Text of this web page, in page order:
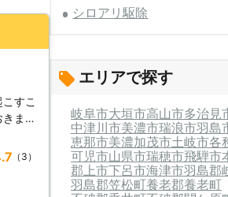
すこ
まし
突
ます
（3）
シロアリ駆除
エリアで探す
岐阜市大垣市高山市多治見
中津川市美濃市瑞浪市羽島
恵那市美濃加茂市土岐市各
可児市山県市瑞穂市飛騨市
郡上市下呂市海津市羽島郡
羽島郡笠松町養老郡養老町